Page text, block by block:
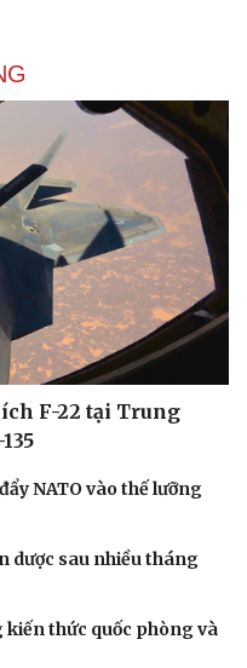
cà phê
F-22 tại Trung
NATO vào thế lưỡng
dược sau nhiều tháng
kiến thức quốc phòng và